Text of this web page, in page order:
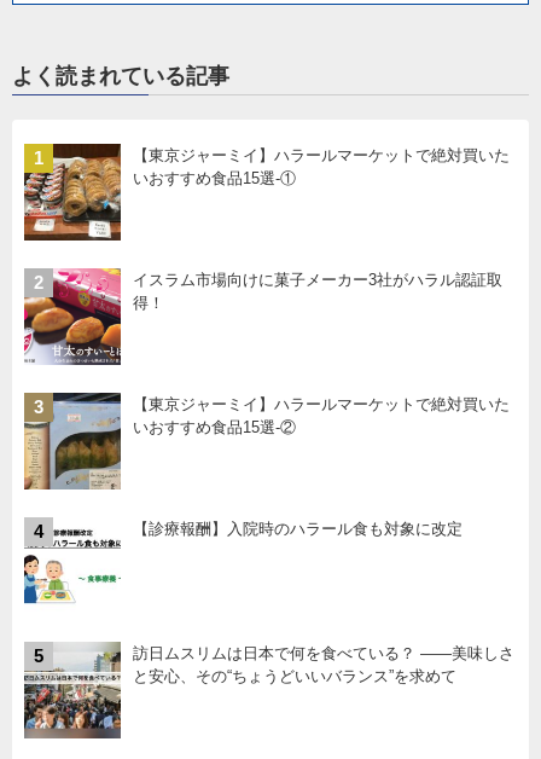
よく読まれている記事
1
【東京ジャーミイ】ハラールマーケットで絶対買いた
いおすすめ食品15選-①
2
イスラム市場向けに菓子メーカー3社がハラル認証取
得！
3
【東京ジャーミイ】ハラールマーケットで絶対買いた
いおすすめ食品15選-②
4 【診療報酬】入院時のハラール食も対象に改定
5
訪日ムスリムは日本で何を食べている？ ――美味しさ
と安心、その“ちょうどいいバランス”を求めて